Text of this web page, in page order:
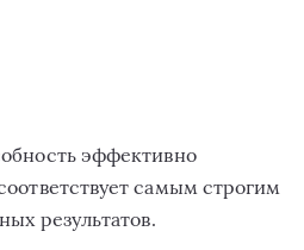
эффективно
самым строгим
результатов.